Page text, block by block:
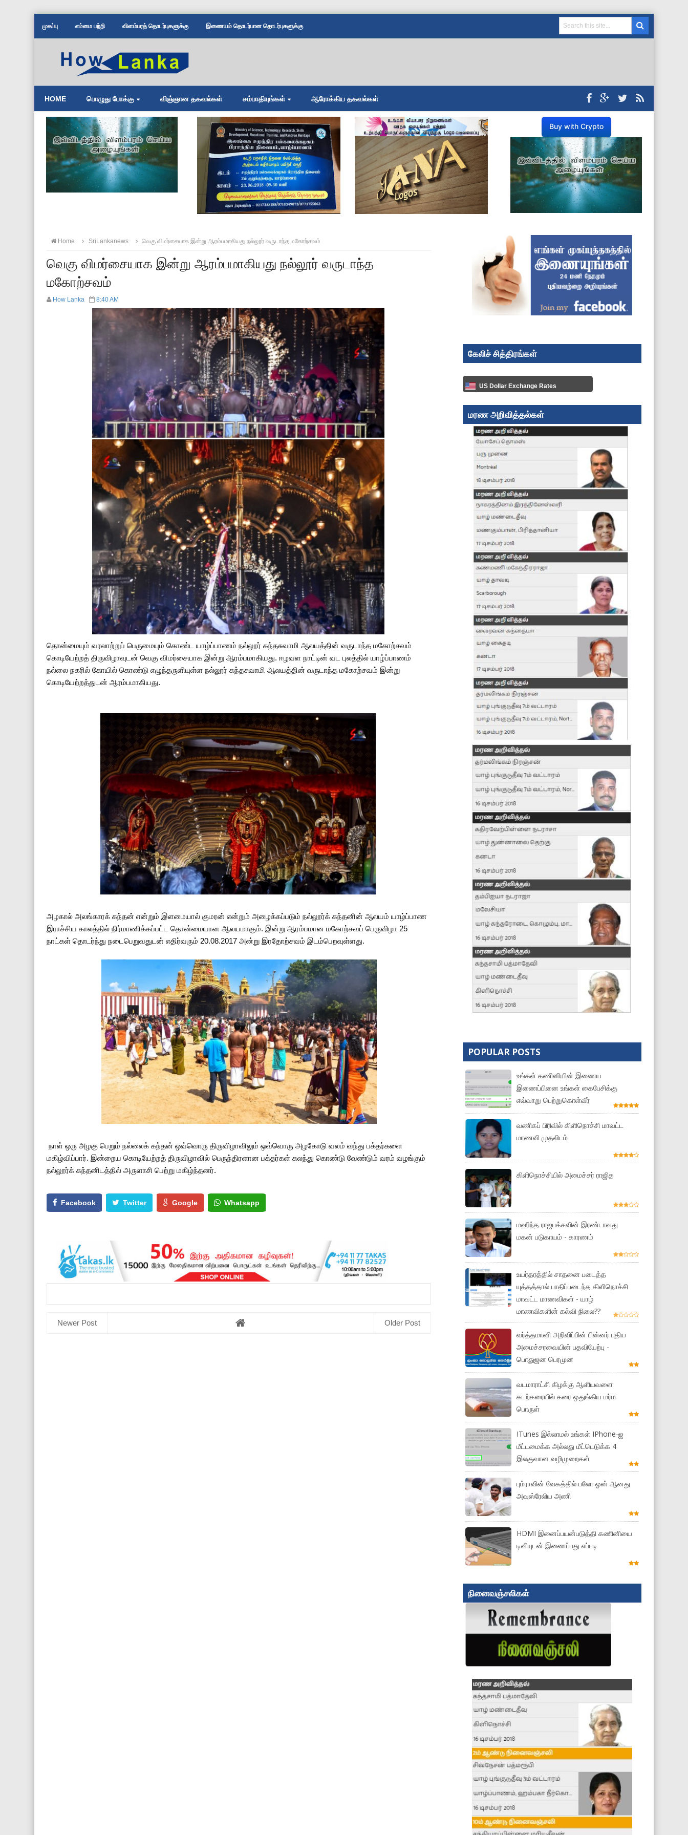
முகப்பு எம்மை பற்றி விளம்பரத் தொடர்புகளுக்கு இணையம் தொடர்பான தொடர்புகளுக்கு
HOME பொழுது போக்கு விஞ்ஞான தகவல்கள் சம்பாதியுங்கள் ஆரோக்கிய தகவல்கள்
Buy with Crypto
Home SriLankanews வெகு விமர்சையாக இன்று ஆரம்பமாகியது நல்லூர் வருடாந்த மகோற்சவம்
வெகு விமர்சையாக இன்று ஆரம்பமாகியது நல்லூர் வருடாந்த
மகோற்சவம்
How Lanka 8:40 AM
தொன்மையும் வரலாற்றுப் பெருமையும் கொண்ட யாழ்ப்பாணம் நல்லூர் கந்தசுவாமி ஆலயத்தின் வருடாந்த மகோற்சவம்
கொடியேற்றத் திருவிழாவுடன் வெகு விமர்சையாக இன்று ஆரம்பமாகியது. ஈழவள நாட்டின் வட புலத்தில் யாழ்ப்பாணம்
நல்லை நகரில் கோயில் கொண்டு எழுந்தருளியுள்ள நல்லூர் கந்தசுவாமி ஆலயத்தின் வருடாந்த மகோற்சவம் இன்று
கொடியேற்றத்துடன் ஆரம்பமாகியது.
அழகால் அலங்காரக் கந்தன் என்றும் இளமையால் குமரன் என்றும் அழைக்கப்படும் நல்லூர்க் கந்தனின் ஆலயம் யாழ்ப்பாண
இராச்சிய காலத்தில் நிர்மாணிக்கப்பட்ட தொன்மையான ஆலயமாகும். இன்று ஆரம்பமான மகோற்சவப் பெருவிழா 25
நாட்கள் தொடர்ந்து நடைபெறுவதுடன் எதிர்வரும் 20.08.2017 அன்று இரதோற்சவம் இடம்பெறவுள்ளது.
நாள் ஒரு அழகு பெறும் நல்லைக் கந்தன் ஒவ்வொரு திருவிழாவிலும் ஒவ்வொரு அழகோடு வலம் வந்து பக்தர்களை
மகிழ்விப்பார். இன்றைய கொடியேற்றத் திருவிழாவில் பெருந்திரளான பக்தர்கள் கலந்து கொண்டு வேண்டும் வரம் வழங்கும்
நல்லூர்க் கந்தனிடத்தில் அருளாசி பெற்று மகிழ்ந்தனர்.
Facebook Twitter Google Whatsapp
Newer Post Older Post
கேலிச் சித்திரங்கள்
US Dollar Exchange Rates
மரண அறிவித்தல்கள்
POPULAR POSTS
உங்கள் கணினியின் இணைய
இணைப்பினை உங்கள் கைபேசிக்கு
எவ்வாறு பெற்றுகொள்வீர்
வணிகப் பிரிவில் கிளிநொச்சி மாவட்ட
மாணவி முதலிடம்
கிளிநொச்சியில் அமைச்சர் ராஜித
மஹிந்த ராஜபக்சவின் இரண்டாவது
மகன் படுகாயம் - காரணம்
உயர்தரத்தில் சாதனை படைத்த
யுத்தத்தால் பாதிப்படைந்த கிளிநொச்சி
மாவட்ட மாணவிகள் - யாழ்
மாணவிகளின் கல்வி நிலை??
வர்த்தமானி அறிவிப்பின் பின்னர் புதிய
அமைச்சரவையின் பதவியேற்பு -
பொதுஜன பெரமுன
வடமாராட்சி கிழக்கு ஆளியவளை
கடற்கரையில் கரை ஒதுங்கிய மர்ம
பொருள்
ITunes இல்லாமல் உங்கள் IPhone-ஐ
மீட்டமைக்க அல்லது மீட்டெடுக்க 4
இலகுவான வழிமுறைகள்
பும்ராவின் வேகத்தில் பலோ ஓன் ஆனது
அவுஸ்ரேலிய அணி
HDMI இனைப்பயன்படுத்தி கணினியை
டிவியுடன் இணைப்பது எப்படி
நினைவஞ்சலிகள்